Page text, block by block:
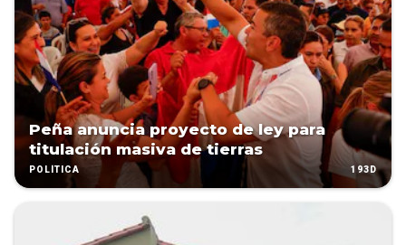
Peña anuncia proyecto de ley para
titulación masiva de tierras
POLÍTICA 193D